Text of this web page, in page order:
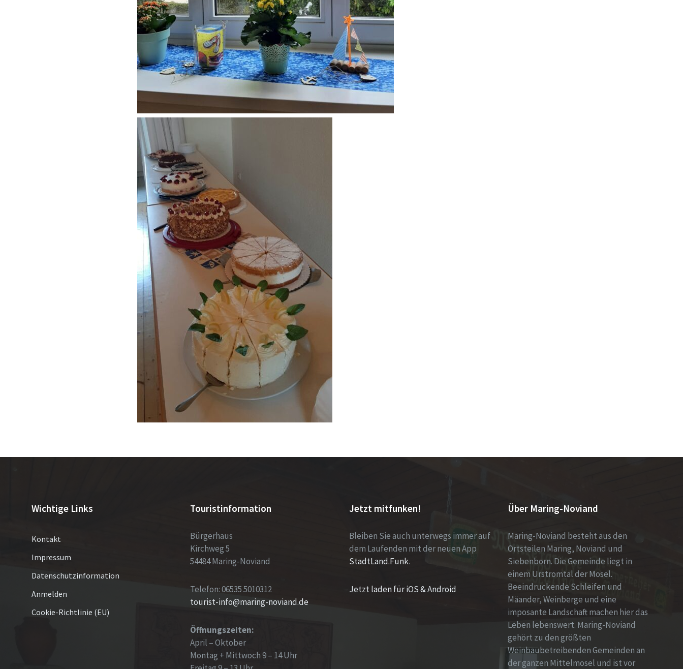
Wichtige Links
Kontakt
Impressum
Datenschutzinformation
Anmelden
Cookie-Richtlinie (EU)
Touristinformation
Bürgerhaus
Kirchweg 5
54484 Maring-Noviand
Telefon: 06535 5010312
tourist-info@maring-noviand.de
Öffnungszeiten:
April – Oktober
Montag + Mittwoch 9 – 14 Uhr
Jetzt mitfunken!
Bleiben Sie auch unterwegs immer auf
dem Laufenden mit der neuen App
StadtLand.Funk.
Jetzt laden für iOS & Android
Über Maring-Noviand
Maring-Noviand besteht aus den
Ortsteilen Maring, Noviand und
Siebenborn. Die Gemeinde liegt in
einem Urstromtal der Mosel.
Beeindruckende Schleifen und
Mäander, Weinberge und eine
imposante Landschaft machen hier das
Leben lebenswert. Maring-Noviand
gehört zu den größten
Weinbaubetreibenden Gemeinden an
der ganzen Mittelmosel und ist vor